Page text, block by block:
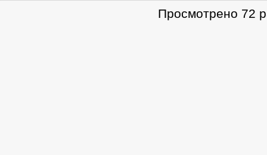
Просмотрено 72